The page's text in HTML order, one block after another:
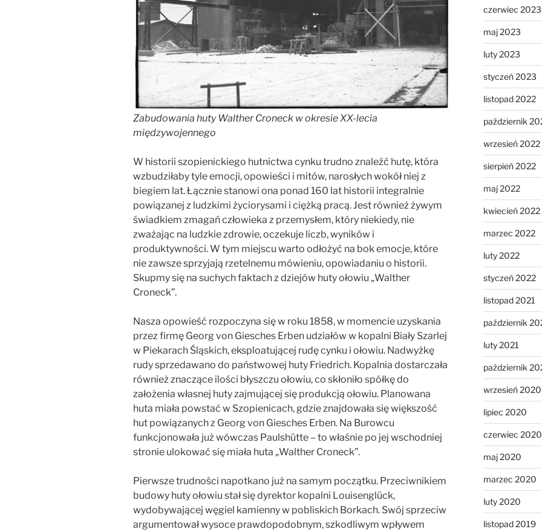
Zabudowania huty Walther Croneck w okresie XX-lecia
międzywojennego
W historii szopienickiego hutnictwa cynku trudno znaleźć hutę, która
wzbudziłaby tyle emocji, opowieści i mitów, narosłych wokół niej z
biegiem lat. Łącznie stanowi ona ponad 160 lat historii integralnie
powiązanej z ludzkimi życiorysami i ciężką pracą. Jest również żywym
świadkiem zmagań człowieka z przemysłem, który niekiedy, nie
zważając na ludzkie zdrowie, oczekuje liczb, wyników i
produktywności. W tym miejscu warto odłożyć na bok emocje, które
nie zawsze sprzyjają rzetelnemu mówieniu, opowiadaniu o historii.
Skupmy się na suchych faktach z dziejów huty ołowiu „Walther
Croneck”.
Nasza opowieść rozpoczyna się w roku 1858, w momencie uzyskania
przez firmę Georg von Giesches Erben udziałów w kopalni Biały Szarlej
w Piekarach Śląskich, eksploatującej rudę cynku i ołowiu. Nadwyżkę
rudy sprzedawano do państwowej huty Friedrich. Kopalnia dostarczała
również znaczące ilości błyszczu ołowiu, co skłoniło spółkę do
założenia własnej huty zajmującej się produkcją ołowiu. Planowana
huta miała powstać w Szopienicach, gdzie znajdowała się większość
hut powiązanych z Georg von Giesches Erben. Na Burowcu
funkcjonowała już wówczas Paulshütte – to właśnie po jej wschodniej
stronie ulokować się miała huta „Walther Croneck”.
Pierwsze trudności napotkano już na samym początku. Przeciwnikiem
budowy huty ołowiu stał się dyrektor kopalni Louisenglück,
wydobywającej węgiel kamienny w pobliskich Borkach. Swój sprzeciw
argumentował wysoce prawdopodobnym, szkodliwym wpływem
czerwiec 2023
maj 2023
luty 2023
styczeń 2023
listopad 2022
październik
wrzesień 2022
sierpień 2022
maj 2022
kwiecień 2022
marzec 2022
luty 2022
styczeń 2022
listopad 2021
październik
luty 2021
październik
wrzesień 2020
lipiec 2020
czerwiec 2020
maj 2020
marzec 2020
luty 2020
listopad 2019